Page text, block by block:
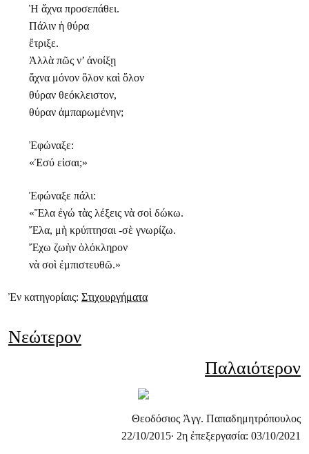
Ἡ ἄχνα προσεπάθει.
Πάλιν ἡ θύρα
ἔτριξε.
Ἀλλὰ πῶς ν’ ἀνοίξῃ
ἄχνα μόνον ὅλον καὶ ὅλον
θύραν θεόκλειστον,
θύραν ἀμπαρωμένην;
Ἐφώναξε:
«Ἐσύ εἰσαι;»
Ἐφώναξε πάλι:
«Ἔλα ἐγώ τὰς λέξεις νὰ σοὶ δώκω.
Ἔλα, μὴ κρύπτησαι -σὲ γνωρίζω.
Ἔχω ζωὴν ὁλόκληρον
νὰ σοὶ ἐμπιστευθῶ.»
Ἐν κατηγορίαις: Στιχουργήματα
Νεώτερον
Παλαιότερον
Θεοδόσιος Ἀγγ. Παπαδημητρόπουλος
22/10/2015· 2η ἐπεξεργασία: 03/10/2021